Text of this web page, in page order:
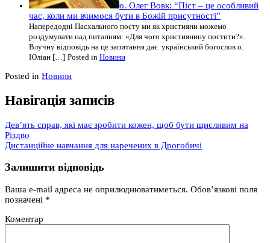
о. Олег Вовк: “Піст – це особливий
час, коли ми вчимося бути в Божій присутності”
Напередодні Пасхального посту ми як християни можемо
роздумувати над питанням: «Для чого християнину постити?».
Влучну відповідь на це запитання дає український богослов о.
Юліан […] Posted in Новини
Posted in Новини
Навігація записів
Дев’ять справ, які має зробити кожен, щоб бути щисливим на
Різдво
Дистанційне навчання для наречених в Дрогобичі
Залишити відповідь
Ваша e-mail адреса не оприлюднюватиметься. Обов’язкові поля
позначені *
Коментар